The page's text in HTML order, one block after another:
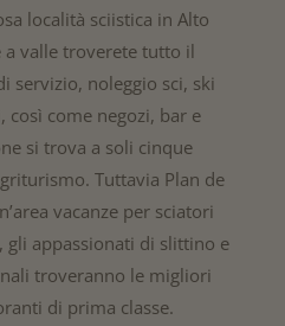
località sciistica in Alto
a valle troverete tutto il
servizio, noleggio sci, ski
così come negozi, bar e
si trova a soli cinque
Tuttavia Plan de
vacanze per sciatori
gli appassionati di slittino e
troveranno le migliori
di prima classe.